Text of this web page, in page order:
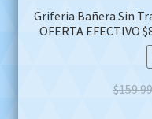
Griferia Bañera Sin
OFERTA EFECTIVO
$